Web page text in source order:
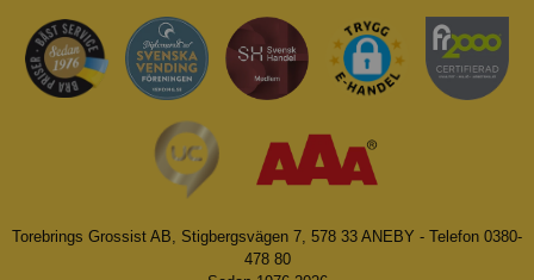
Torebrings Grossist AB, Stigbergsvägen 7, 578 33 ANEBY - Telefon 0380-
478 80